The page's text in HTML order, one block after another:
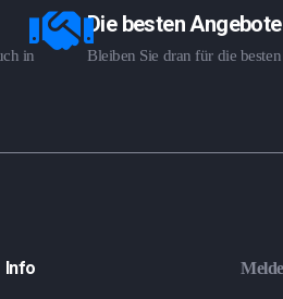
in
Die besten Angebote
Bleiben Sie dran für die
Info